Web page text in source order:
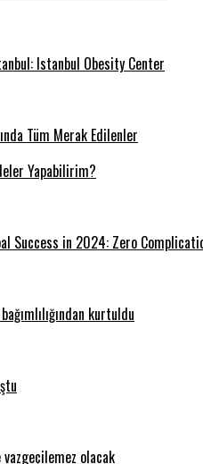
Istanbul Obesity Center
Tüm Merak Edilenler
Yapabilirim?
Success in 2024: Zero
kurtuldu
olacak